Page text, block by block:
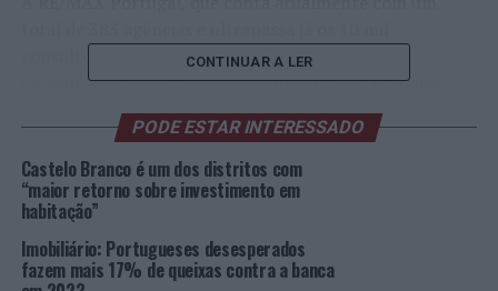
consultores, figura, assim, na lista dos melhores
consultores da marca a nível mundial, à exceção dos
Estados Unidos da América e Canadá. Entre os 100 que
registaram maior volume de faturação no ano transato,
29 são portugueses, sendo que a equipa Daniel
Henriques e Diogo Lampreia, da RE/MAX SIIMGROUP
Capital, ocupa o lugar cimeiro no
outros três agentes da RE/MAX Portugal que aparecem
noTop10 (quarta, sétima e décima posição) e outros
CONTINUAR A LER
PODE ESTAR INTERESSADO
Castelo Branco é um dos distritos com
“maior retorno sobre investimento em
habitação”
Imobiliário: Portugueses desesperados
fazem mais 17% de queixas contra a banca